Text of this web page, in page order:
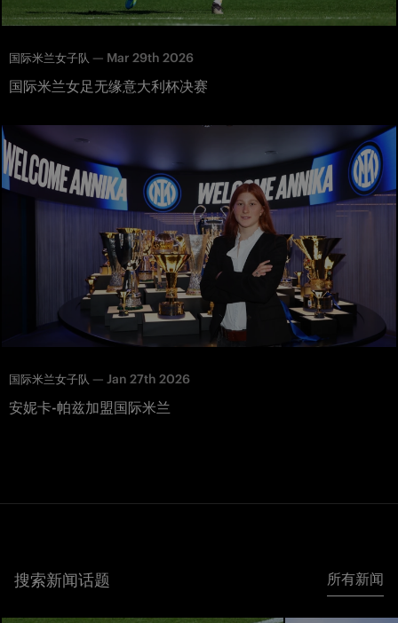
国际米兰女子队 — Mar 29th 2026
国际米兰女足无缘意大利杯决赛
国际米兰女子队 — Jan 27th 2026
安妮卡-帕兹加盟国际米兰
搜索新闻话题 所有新闻